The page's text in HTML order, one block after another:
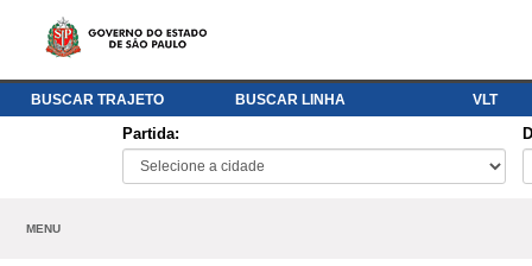
BUSCAR TRAJETO BUSCAR LINHA VLT
Partida:
MENU